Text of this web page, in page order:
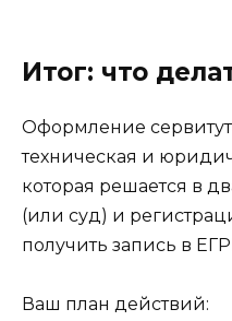
Итог: что
Оформление
техническая и
которая решается в
(или суд) и
получить запись в
Ваш план действий: